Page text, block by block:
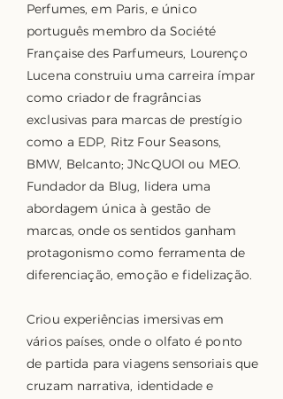
Perfumes, em Paris, e único
português membro da Société
Française des Parfumeurs, Lourenço
Lucena construiu uma carreira ímpar
como criador de fragrâncias
exclusivas para marcas de prestígio
como a EDP, Ritz Four Seasons,
BMW, Belcanto; JNcQUOI ou MEO.
Fundador da Blug, lidera uma
abordagem única à gestão de
marcas, onde os sentidos ganham
protagonismo como ferramenta de
diferenciação, emoção e fidelização.
Criou experiências imersivas em
vários países, onde o olfato é ponto
de partida para viagens sensoriais que
cruzam narrativa, identidade e